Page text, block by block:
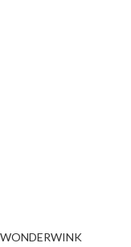
WONDERWINK